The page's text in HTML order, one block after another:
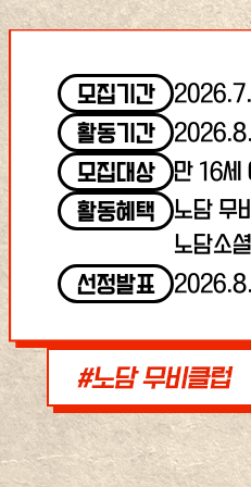
모집기간
활동기간
모집대상
만 16세
활동혜택
노담 무
노담소
선정발표